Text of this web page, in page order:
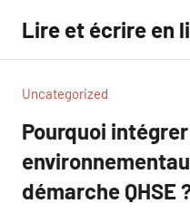
contenu
Lire et écrire en
Uncategorized
Pourquoi
démarche QHSE